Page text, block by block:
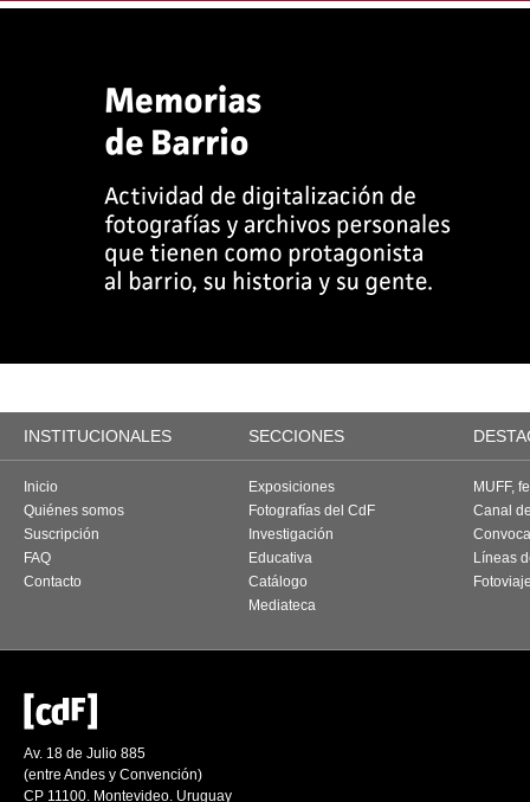
INSTITUCIONALES SECCIONES
Inicio
Quiénes somos
Suscripción
FAQ
Contacto
Exposiciones
Fotografías del CdF
Investigación
Educativa
Catálogo
Mediateca
MUFF,
Canal
Líneas
Av. 18 de Julio 885
(entre Andes y Convención)
CP 11100. Montevideo. Uruguay